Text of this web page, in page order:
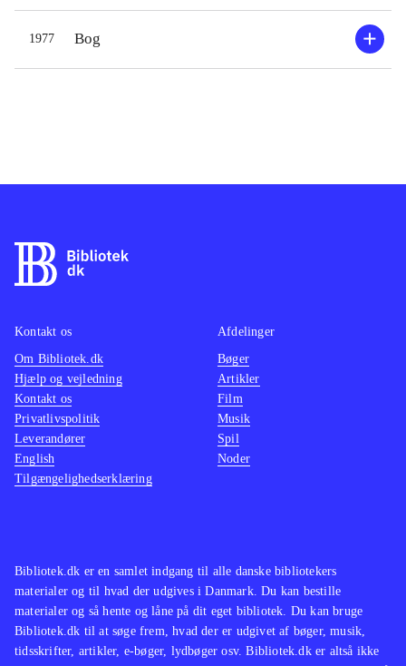
1977 Bog
Bibliotek.dk er en samlet indgang til alle danske bibliotekers
materialer og til hvad der udgives i Danmark. Du kan bestille
materialer og så hente og låne på dit eget bibliotek. Du kan bruge
Bibliotek.dk til at søge frem, hvad der er udgivet af bøger, musik,
tidsskrifter, artikler, e-bøger, lydbøger osv. Bibliotek.dk er altså ikke
Kontakt os
Om Bibliotek.dk
Hjælp og vejledning
Kontakt os
Privatlivspolitik
Leverandører
English
Tilgængelighedserklæring
Afdelinger
Bøger
Artikler
Film
Musik
Spil
Noder